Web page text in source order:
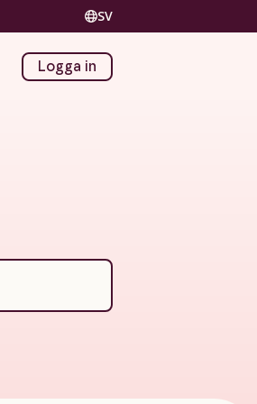
SV
Logga in